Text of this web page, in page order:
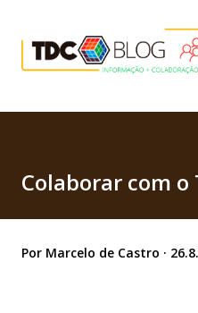
Colaborar com o
Por Marcelo de Castro